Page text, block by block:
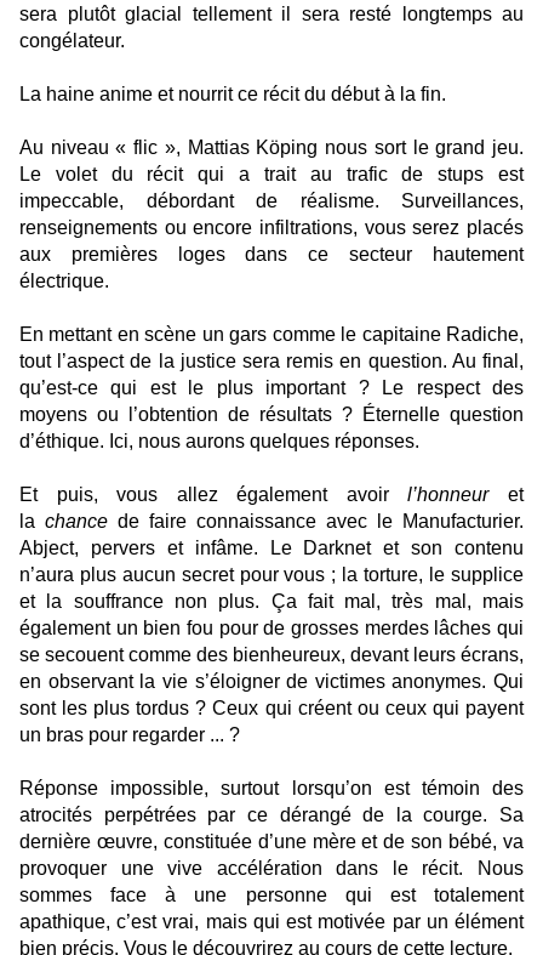
sera plutôt glacial tellement il sera resté longtemps au
congélateur.
La haine anime et nourrit ce récit du début à la fin.
Au niveau « flic », Mattias Köping nous sort le grand jeu.
Le volet du récit qui a trait au trafic de stups est
impeccable, débordant de réalisme. Surveillances,
renseignements ou encore infiltrations, vous serez placés
aux premières loges dans ce secteur hautement
électrique.
En mettant en scène un gars comme le capitaine Radiche,
tout l’aspect de la justice sera remis en question. Au final,
qu’est-ce qui est le plus important ? Le respect des
moyens ou l’obtention de résultats ? Éternelle question
d’éthique. Ici, nous aurons quelques réponses.
Et puis, vous allez également avoirl’honneuret
la chance de faire connaissance avec le Manufacturier.
Abject, pervers et infâme. Le Darknet et son contenu
n’aura plus aucun secret pour vous ; la torture, le supplice
et la souffrance non plus. Ça fait mal, très mal, mais
également un bien fou pour de grosses merdes lâches qui
se secouent comme des bienheureux, devant leurs écrans,
en observant la vie s’éloigner de victimes anonymes. Qui
sont les plus tordus ? Ceux qui créent ou ceux qui payent
un bras pour regarder ... ?
Réponse impossible, surtout lorsqu’on est témoin des
atrocités perpétrées par ce dérangé de la courge. Sa
dernière œuvre, constituée d’une mère et de son bébé, va
provoquer une vive accélération dans le récit. Nous
sommes face à une personne qui est totalement
apathique, c’est vrai, mais qui est motivée par un élément
bien précis. Vous le découvrirez au cours de cette lecture.